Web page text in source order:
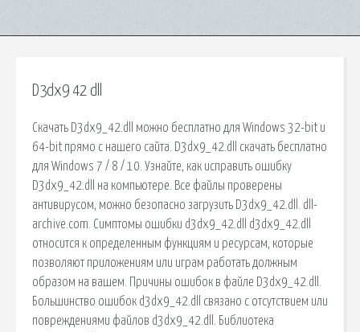
D3dx9 42 dll
Скачать D3dx9_42.dll можно бесплатно для Windows 32-bit и
64-bit прямо с нашего сайта. D3dx9_42.dll скачать бесплатно
для Windows 7 / 8 / 10. Узнайте, как исправить ошибку
D3dx9_42.dll на компьютере. Все файлы проверены
антивирусом, можно безопасно загрузить D3dx9_42.dll. dll-
archive.com. Симптомы ошибки d3dx9_42.dll d3dx9_42.dll
относится к определенным функциям и ресурсам, которые
позволяют приложениям или играм работать должным
образом на вашем. Причины ошибок в файле D3dx9_42.dll.
Большинство ошибок d3dx9_42.dll связано с отсутствием или
повреждениями файлов d3dx9_42.dll. Библиотека